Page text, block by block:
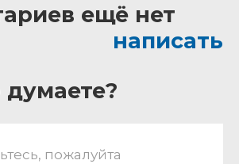
ещё нет
написать